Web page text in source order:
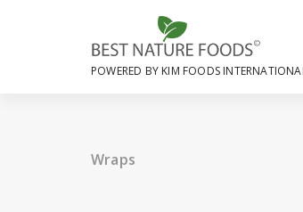
POWERED BY KIM FOODS
Wraps